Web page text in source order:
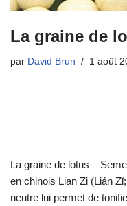
La graine de
par David Brun 1 août
La graine de lotus –
en chinois Lian Zi (Lián
neutre lui permet de